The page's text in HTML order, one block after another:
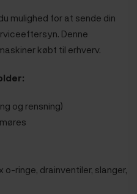
mulighed for at sende din
Denne
købt til erhverv.
og rensning)
ringe, drainventiler, slanger,